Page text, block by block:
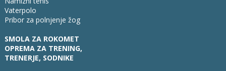
Vaterpolo
Pribor za polnjenje žog
SMOLA ZA ROKOMET
OPREMA ZA TRENING,
TRENERJE, SODNIKE